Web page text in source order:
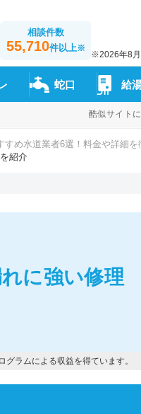
相談件数
55,710件以上※
※2026年8
蛇口 給
酷似サイト
すめ水道業者6選！料金や詳細を
紹介
に強い修理
ラムによる収益を得ています。